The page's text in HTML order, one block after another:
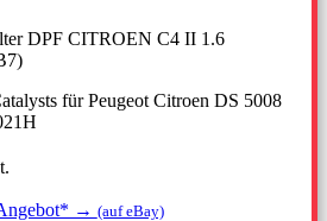
für Peugeot Citroen DS 5008
→ (auf eBay)